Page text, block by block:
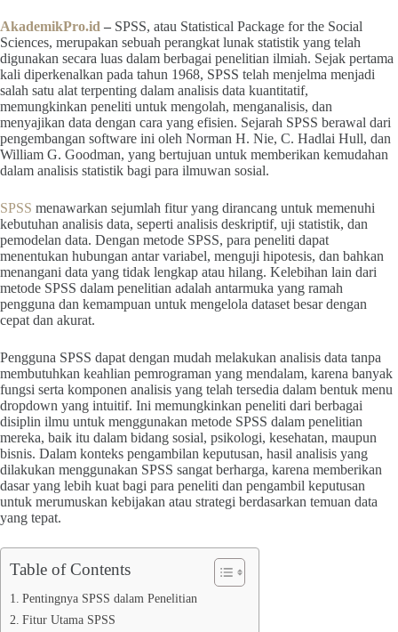
AkademikPro.id – SPSS, atau Statistical Package for the Social
Sciences, merupakan sebuah perangkat lunak statistik yang telah
digunakan secara luas dalam berbagai penelitian ilmiah. Sejak pertama
kali diperkenalkan pada tahun 1968, SPSS telah menjelma menjadi
salah satu alat terpenting dalam analisis data kuantitatif,
memungkinkan peneliti untuk mengolah, menganalisis, dan
menyajikan data dengan cara yang efisien. Sejarah SPSS berawal dari
pengembangan software ini oleh Norman H. Nie, C. Hadlai Hull, dan
William G. Goodman, yang bertujuan untuk memberikan kemudahan
dalam analisis statistik bagi para ilmuwan sosial.
SPSS menawarkan sejumlah fitur yang dirancang untuk memenuhi
kebutuhan analisis data, seperti analisis deskriptif, uji statistik, dan
pemodelan data. Dengan metode SPSS, para peneliti dapat
menentukan hubungan antar variabel, menguji hipotesis, dan bahkan
menangani data yang tidak lengkap atau hilang. Kelebihan lain dari
metode SPSS dalam penelitian adalah antarmuka yang ramah
pengguna dan kemampuan untuk mengelola dataset besar dengan
cepat dan akurat.
Pengguna SPSS dapat dengan mudah melakukan analisis data tanpa
membutuhkan keahlian pemrograman yang mendalam, karena banyak
fungsi serta komponen analisis yang telah tersedia dalam bentuk menu
dropdown yang intuitif. Ini memungkinkan peneliti dari berbagai
disiplin ilmu untuk menggunakan metode SPSS dalam penelitian
mereka, baik itu dalam bidang sosial, psikologi, kesehatan, maupun
bisnis. Dalam konteks pengambilan keputusan, hasil analisis yang
dilakukan menggunakan SPSS sangat berharga, karena memberikan
dasar yang lebih kuat bagi para peneliti dan pengambil keputusan
untuk merumuskan kebijakan atau strategi berdasarkan temuan data
yang tepat.
Table of Contents
Pentingnya SPSS dalam Penelitian
Fitur Utama SPSS